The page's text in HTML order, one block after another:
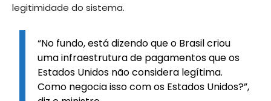
legitimidade do sistema.
“No fundo, está dizendo que o Brasil criou
uma infraestrutura de pagamentos que os
Estados Unidos não considera legítima.
Como negocia isso com os Estados Unidos?”,